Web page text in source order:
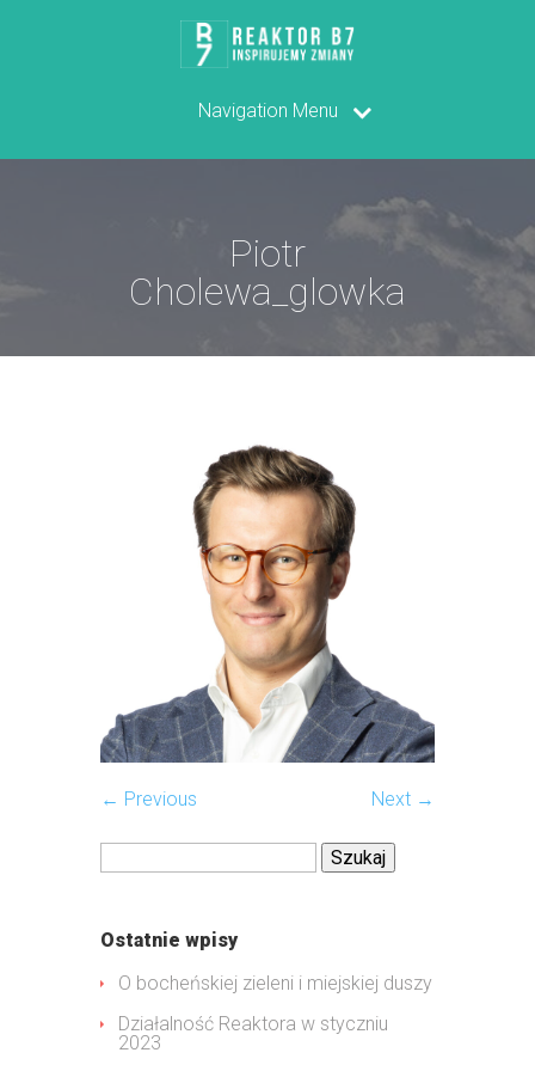
Navigation Menu
Piotr
Cholewa_glowka
← Previous
Next →
Szukaj:
Ostatnie wpisy
O bocheńskiej zieleni i miejskiej duszy
Działalność Reaktora w styczniu
2023